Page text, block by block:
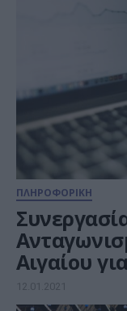
ΠΛΗΡΟΦΟΡΙΚΗ
Αιγαίου
12.01.2021